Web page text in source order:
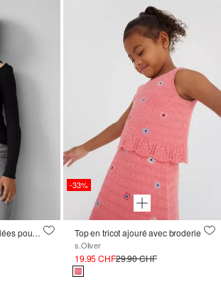
Manches longues côtelées pour un look 2 en 1
-33%
Top en tricot ajouré avec broderie
s.Oliver
19.95 CHF29.90 CHF